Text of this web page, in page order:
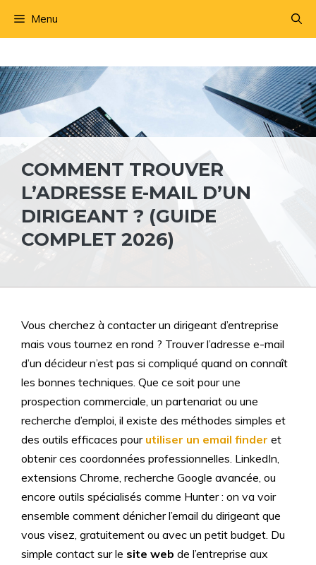
Menu
COMMENT TROUVER
L’ADRESSE E-MAIL D’UN
DIRIGEANT ? (GUIDE
COMPLET 2026)
Vous cherchez à contacter un dirigeant d’entreprise
mais vous tournez en rond ? Trouver l’adresse e-mail
d’un décideur n’est pas si compliqué quand on connaît
les bonnes techniques. Que ce soit pour une
prospection commerciale, un partenariat ou une
recherche d’emploi, il existe des méthodes simples et
des outils efficaces pour utiliser un email finder et
obtenir ces coordonnées professionnelles. LinkedIn,
extensions Chrome, recherche Google avancée, ou
encore outils spécialisés comme Hunter : on va voir
ensemble comment dénicher l’email du dirigeant que
vous visez, gratuitement ou avec un petit budget. Du
simple contact sur le site web de l’entreprise aux